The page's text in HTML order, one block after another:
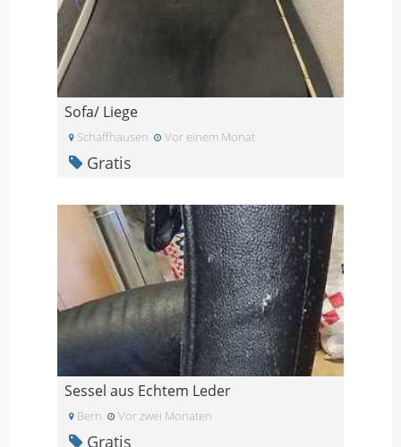
Sofa/ Liege
Schaffhausen Vor einem Monat
Gratis
Sessel aus Echtem Leder
Bern Vor zwei Monaten
Gratis